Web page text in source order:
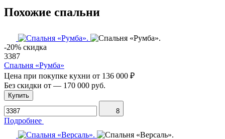
Похожие спальни
-20% скидка
3387
Спальня «Румба»
Цена при покупке кухни от 136 000 ₽
Без скидки от — 170 000 руб.
Купить
8
Подробнее